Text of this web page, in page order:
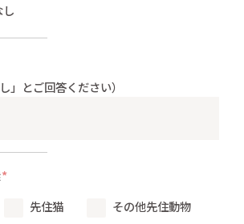
」とご回答ください）
*
先住猫
その他先住動物